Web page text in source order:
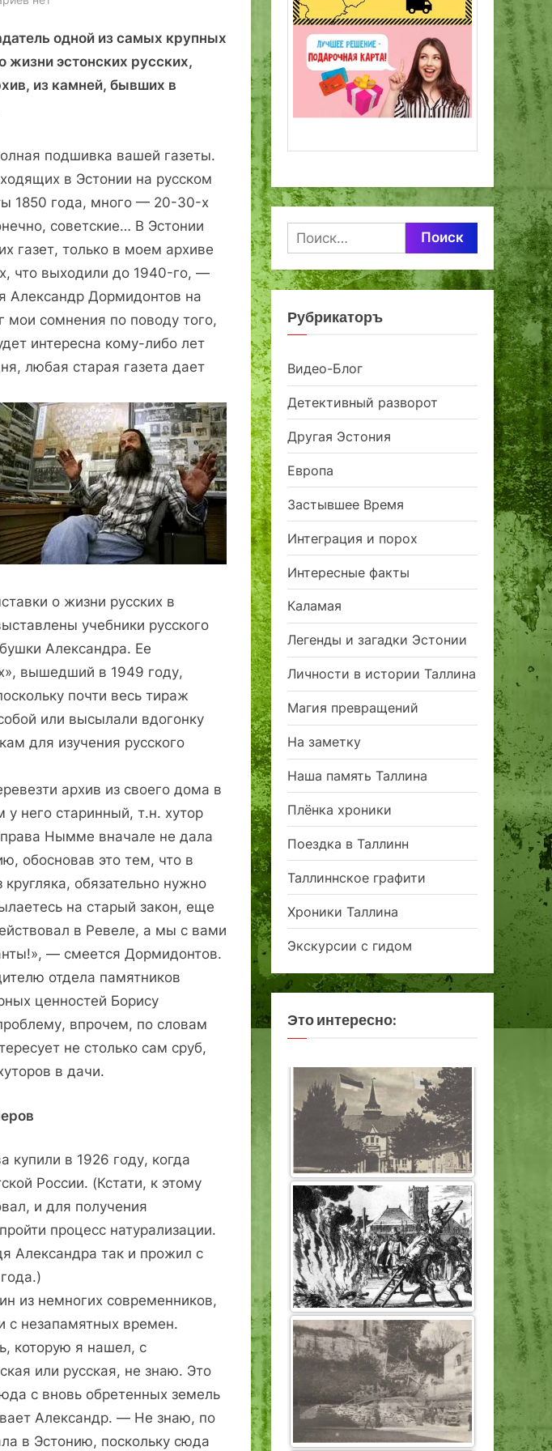
Хранитель
рaусского
духа
одной из самых крупных
эстонских русских,
из камней, бывших в
подшивка вашей газеты.
в Эстонии на русском
1850 года, много — 20-30-х
советские… В Эстонии
газет, только в моем архиве
что выходили до 1940-го, —
Александр Дормидонтов на
мои сомнения по поводу того,
интересна кому-либо лет
любая старая газета дает
о жизни русских в
учебники русского
Александра. Ее
вышедший в 1949 году,
почти весь тираж
или высылали вдогонку
для изучения русского
архив из своего дома в
него старинный, т.н. хутор
Нымме вначале не дала
обосновав это тем, что в
обязательно нужно
на старый закон, еще
в Ревеле, а мы с вами
— смеется Дормидонтов.
отдела памятников
ценностей Борису
впрочем, по словам
не столько сам сруб,
в дачи.
купили в 1926 году, когда
России. (Кстати, к этому
и для получения
процесс натурализации.
Александра так и прожил с
из немногих современников,
с незапамятных времен.
которую я нашел, с
или русская, не знаю. Это
с вновь обретенных земель
Александр. — Не знаю, по
в Эстонию, поскольку сюда
Найти:
Рубрикаторъ
Видео-Блог
Детективный разворот
Другая Эстония
Европа
Застывшее Время
Интеграция и порох
Интересные факты
Каламая
Легенды и загадки Эстонии
Личности в истории Таллина
Магия превращений
На заметку
Наша память Таллина
Плёнка хроники
Поездка в Таллинн
Таллиннское графити
Хроники Таллина
Экскурсии с гидом
Это интересно: